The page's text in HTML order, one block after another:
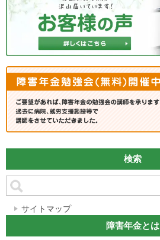
検索
サイトマップ
障害年金とは